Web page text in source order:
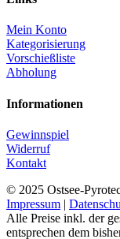
Mein Konto
Kategorisierung
Vorschießliste
Abholung
Informationen
Gewinnspiel
Widerruf
Kontakt
© 2025 Ostsee-
Impressum |
Alle Preise inkl. der
entsprechen dem